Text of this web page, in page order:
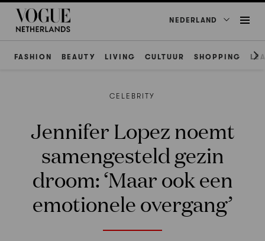
NEDERLAND
FASHION BEAUTY LIVING CULTUUR SHOPPING
CELEBRITY
Jennifer Lopez noemt
samengesteld gezin
droom: ‘Maar ook een
emotionele overgang’